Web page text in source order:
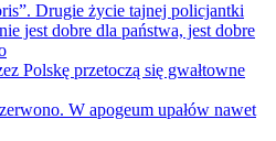
Drugie życie tajnej policjantki
jest dobre dla państwa, jest dobre
Polskę przetoczą się gwałtowne
W apogeum upałów nawet